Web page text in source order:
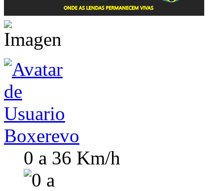
Boxerevo
0 a 36 Km/h